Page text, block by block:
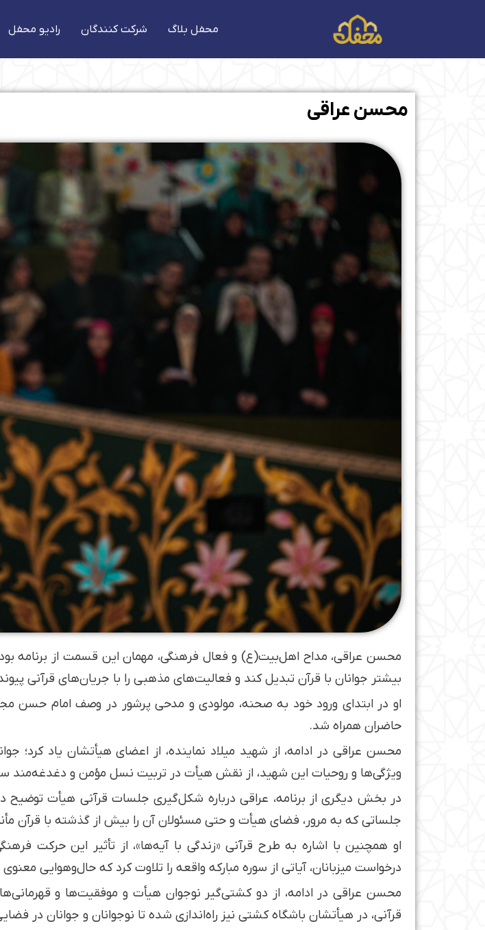
محفل بلاگ شرکت کنندگان رادیو محفل
محسن عراقی
محسن عراقی، مداح اهل‌بیت(ع) و فعال فرهنگی، مهمان این قسمت از برنامه
بیشتر جوانان با قرآن تبدیل کند و فعالیت‌های مذهبی را با جریان‌های قرآنی
او در ابتدای ورود خود به صحنه، مولودی و مدحی پرشور در وصف امام حسن
حاضران همراه شد.
ویژگی‌ها و روحیات این شهید، از نقش هیأت در تربیت نسل مؤمن و
در بخش دیگری از برنامه، عراقی درباره شکل‌گیری جلسات قرآنی هیأت توضیح
جلساتی که به مرور، فضای هیأت و حتی مسئولان آن را بیش از گذشته با قرآن
او همچنین با اشاره به طرح قرآنی «زندگی با آیه‌ها»، از تأثیر این حرکت
درخواست میزبانان، آیاتی از سوره مبارکه واقعه را تلاوت کرد که حال‌وهوایی
محسن عراقی در ادامه، از دو کشتی‌گیر نوجوان هیأت و موفقیت‌ها و
قرآنی، در هیأتشان باشگاه کشتی نیز راه‌اندازی شده تا نوجوانان و جوانان در